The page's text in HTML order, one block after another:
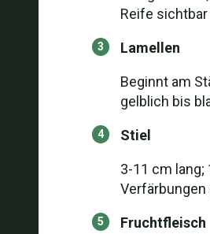
Reife
Lamellen
Beginnt am
gelblich bis
Stiel
3-11 cm
Verfärbungen
Fruchtfleisch